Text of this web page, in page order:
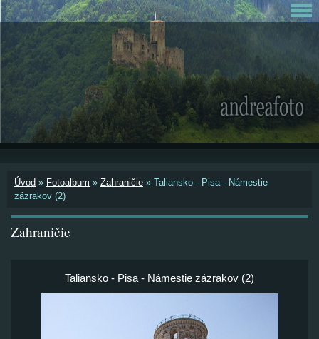
Úvod » Fotoalbum » Zahraničie » Taliansko - Pisa - Námestie
zázrakov (2)
Zahraničie
Taliansko - Pisa - Námestie zázrakov (2)